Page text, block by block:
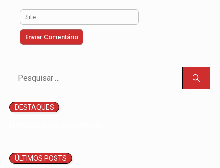
Site
Pesquisar
DESTAQUES
ÚLTIMOS POSTS